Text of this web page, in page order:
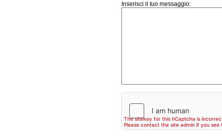
Inserisci il tuo messaggio: